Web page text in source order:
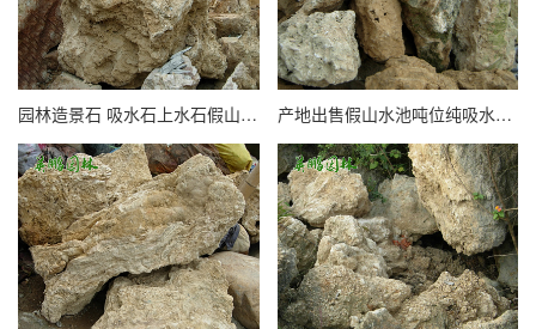
园林造景石 吸水石上水石假山 室内加湿用庭院造型引水石 产地出售假山水池吨位纯吸水石 盆景微景观源自然造型上水石